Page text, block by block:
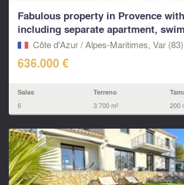
Fabulous property in Provence
including separate apartment,
Côte d'Azur / Alpes-Maritimes, Var (83)
636.000 €
Salas
6
Terreno
3.700 m² 200